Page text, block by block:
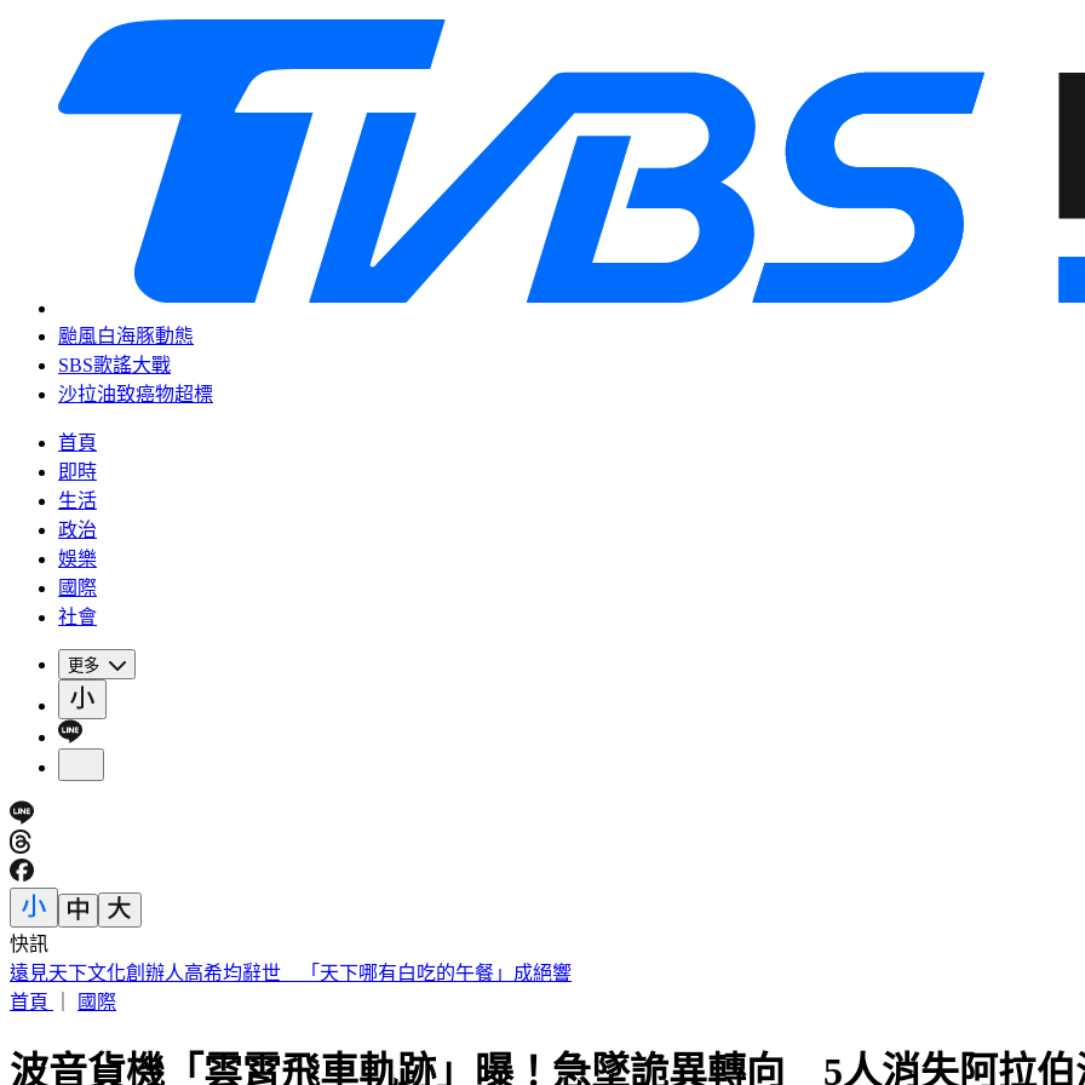
颱風白海豚動態
SBS歌謠大戰
沙拉油致癌物超標
首頁
即時
生活
政治
娛樂
國際
社會
更多
快訊
被選上國民法官該怎麼辦? 司法院廣告
首頁
國際
波音貨機「雲霄飛車軌跡」曝！急墜詭異轉向 5人消失阿拉伯